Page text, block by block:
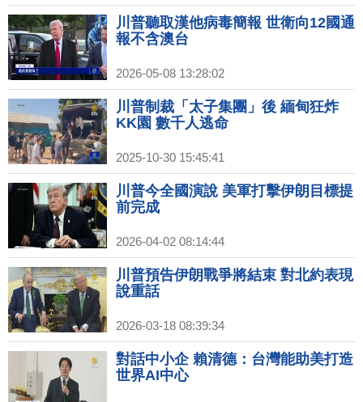
川普聽取漢他病毒簡報 世衛向12國通
報不含澳台
2026-05-08 13:28:02
川普制裁「太子集團」後 緬甸狂炸
KK園 數千人逃命
2025-10-30 15:45:41
川普今全國演說 美軍打擊伊朗目標提
前完成
2026-04-02 08:14:44
川普預告伊朗戰爭將結束 對北約表現
說重話
2026-03-18 08:39:34
對話中小企 賴清德：台灣能助美打造
世界AI中心